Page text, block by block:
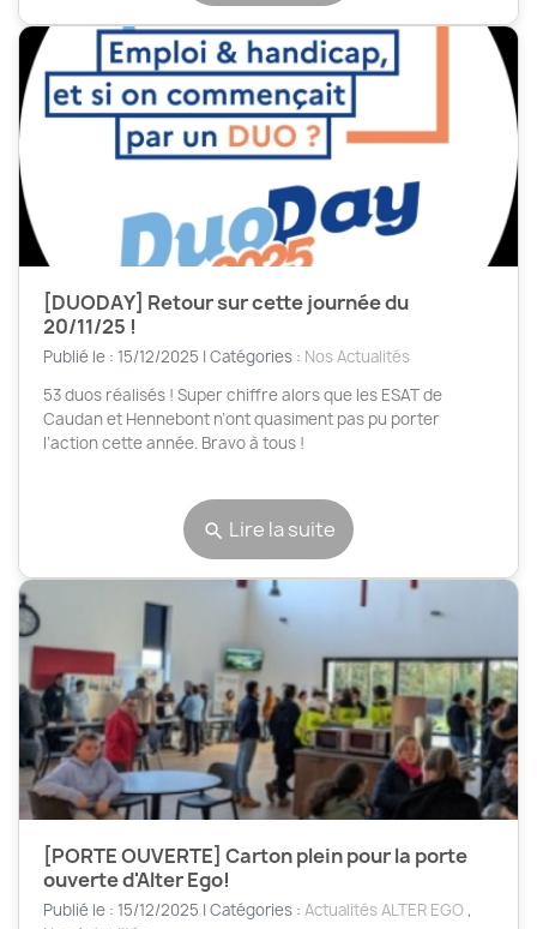
[DUODAY] Retour sur cette journée du
20/11/25 !
Publié le : 15/12/2025 | Catégories : Nos Actualités
53 duos réalisés ! Super chiffre alors que les ESAT de
Caudan et Hennebont n’ont quasiment pas pu porter
l’action cette année. Bravo à tous !
search Lire la suite
[PORTE OUVERTE] Carton plein pour la porte
ouverte d'Alter Ego!
Publié le : 15/12/2025 | Catégories : Actualités ALTER EGO,